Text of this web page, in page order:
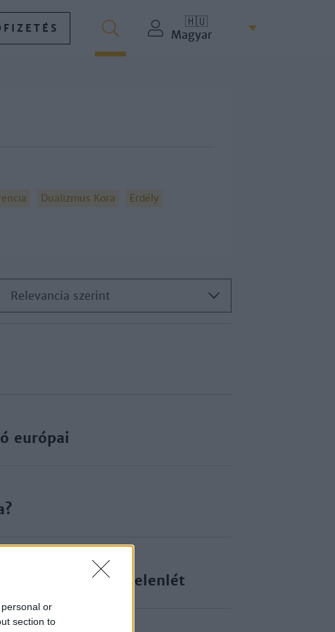
or
section to
🇭🇺
Magyar
Dualizmus Kora
Erdély
Relevancia szerint
európai
katonai jelenlét